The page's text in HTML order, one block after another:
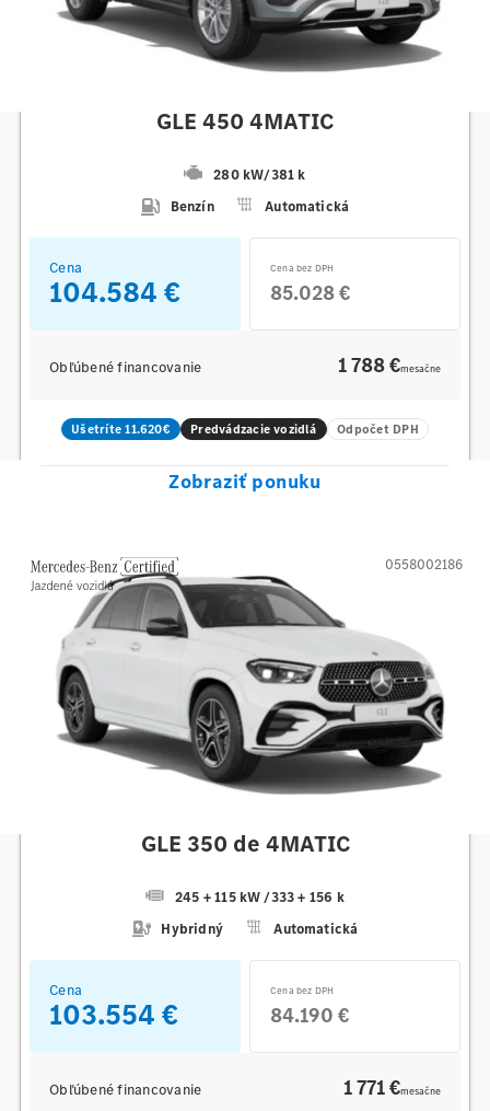
GLE 450 4MATIC
280 kW/381 k
Benzín
Automatická
Cena
104.584 €
Cena bez DPH
85.028 €
Obľúbené financovanie 1 788 €mesačne
Ušetríte 11.620€ Predvádzacie vozidlá Odpočet DPH
Zobraziť ponuku
GLE 350 de 4MATIC
245 + 115 kW/333 + 156 k
Hybridný
Automatická
0558002186
Cena
103.554 €
Cena bez DPH
84.190 €
Obľúbené financovanie 1 771 €mesačne